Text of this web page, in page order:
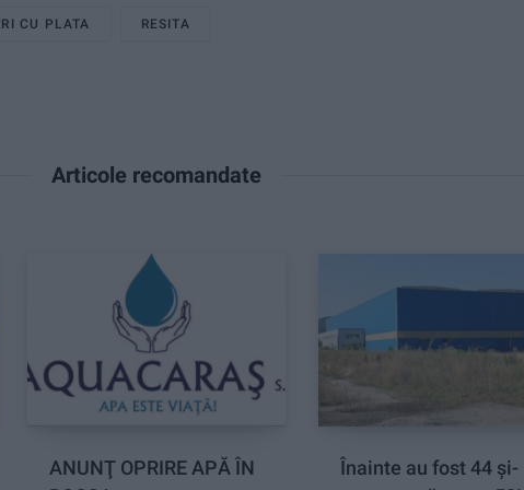
CU PLATA RESITA
Articole recomandate
ANUNŢ OPRIRE APĂ ÎN
Înainte au fost 44 și-